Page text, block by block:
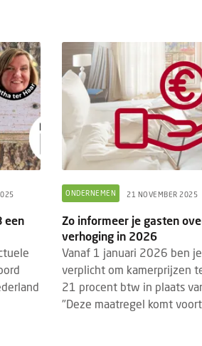
een
ONDERNEMEN 21 NOVEMBER 2025
Zo informeer je gasten
verhoging in 2026
Vanaf 1 januari 2026 ben
verplicht om kamerprijzen
21 procent btw in plaats
"Deze maatregel komt voort...